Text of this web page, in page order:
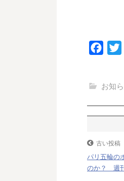
e
b
o
k
t
t
お知
稿
ナ
古い投稿
パリ五輪の
のか？ 週